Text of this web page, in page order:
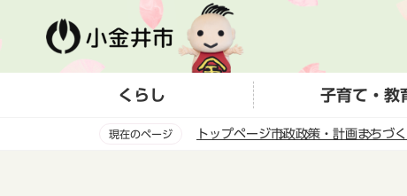
ー
くらし 子育て・教
現在のページ トップページ市政政策・計画まちづ